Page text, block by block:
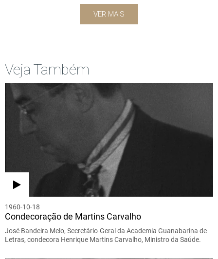
VER MAIS
Veja Também
1960-10-18
Condecoração de Martins Carvalho
José Bandeira Melo, Secretário-Geral da Academia Guanabarina de
Letras, condecora Henrique Martins Carvalho, Ministro da Saúde.